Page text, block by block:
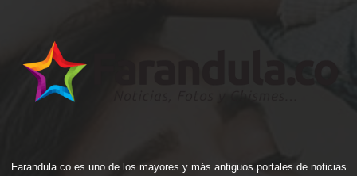
Farandula.co es uno de los mayores y más antiguos portales de noticias